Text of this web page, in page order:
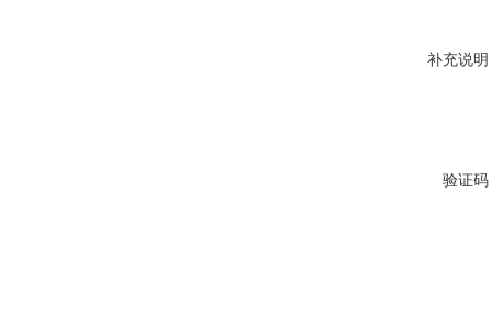
补充说明
验证码